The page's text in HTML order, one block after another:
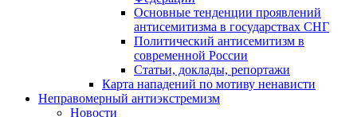
Основные тенденции проявлений
антисемитизма в государствах СНГ
Политический антисемитизм в
современной России
Статьи, доклады, репортажи
Карта нападений по мотиву ненависти
Неправомерный антиэкстремизм
Новости